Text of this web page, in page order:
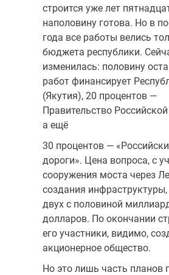
строится уже лет
наполовину готова. Но в
года все ра­боты велись
бюджета республики.
из­менилась: половину
работ финансирует
(Якутия), 20 процентов —
Правительство
а ещё
30 процентов —
дороги». Цена вопроса, с
сооружения моста через
создания
двух с половиной
долларов. По окончании
его участники, видимо,
акционерное общество.
Но это лишь часть планов